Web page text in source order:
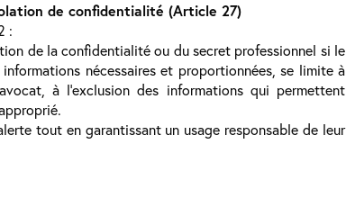
de confidentialité (Article 27)
:
de la confidentialité ou du secret professionnel si le
nécessaires et proportionnées, se limite à
à l’exclusion des informations qui permettent
tout en garantissant un usage responsable de leur